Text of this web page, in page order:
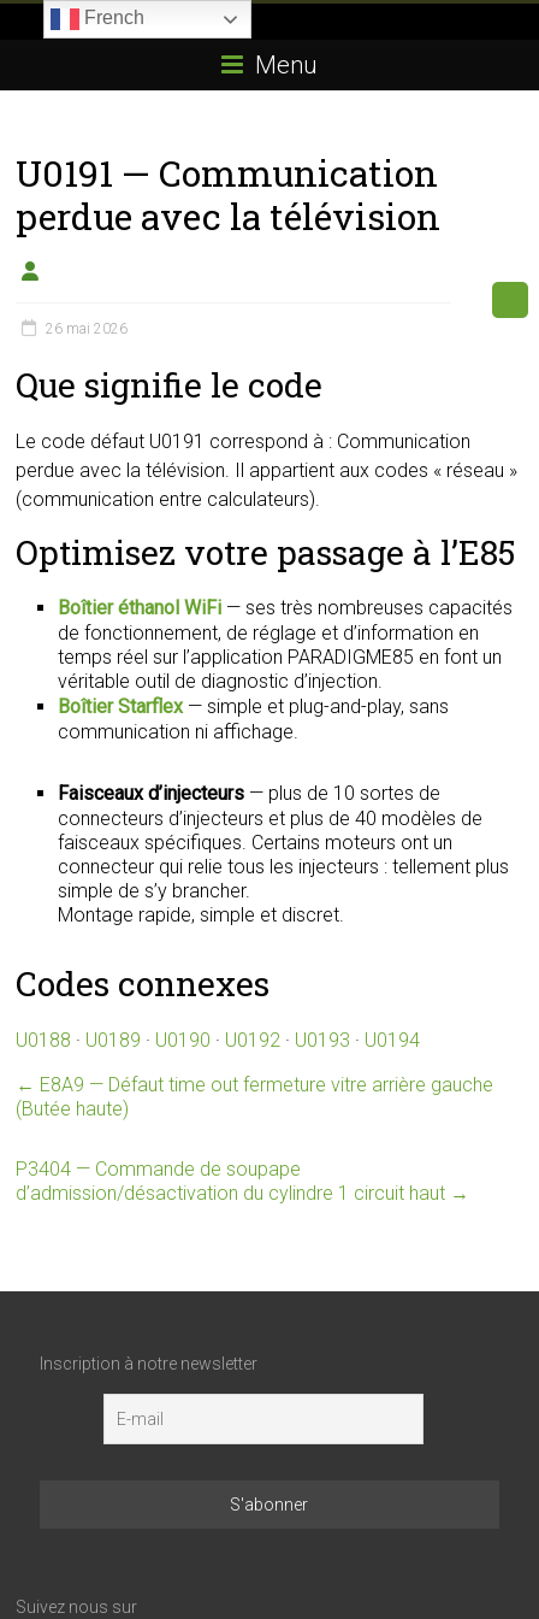
E85.com
passion
boîtier
éthanol
Menu
U0191 — Communication
perdue avec la télévision
26 mai 2026
Que signifie le code
Le code défaut U0191 correspond à : Communication
perdue avec la télévision. Il appartient aux codes « réseau »
(communication entre calculateurs).
Optimisez votre passage à l’E85
Boîtier éthanol WiFi — ses très nombreuses capacités
de fonctionnement, de réglage et d’information en
temps réel sur l’application PARADIGME85 en font un
véritable outil de diagnostic d’injection.
Boîtier Starflex— simple et plug-and-play, sans
communication ni affichage.
Faisceaux d’injecteurs — plus de 10 sortes de
connecteurs d’injecteurs et plus de 40 modèles de
faisceaux spécifiques. Certains moteurs ont un
connecteur qui relie tous les injecteurs : tellement plus
simple de s’y brancher.
Montage rapide, simple et discret.
Codes connexes
U0188 · U0189 · U0190 · U0192 · U0193 · U0194
← E8A9 — Défaut time out fermeture vitre arrière gauche
(Butée haute)
P3404 — Commande de soupape
d’admission/désactivation du cylindre 1 circuit haut →
Inscription à notre newsletter
Suivez nous sur
French